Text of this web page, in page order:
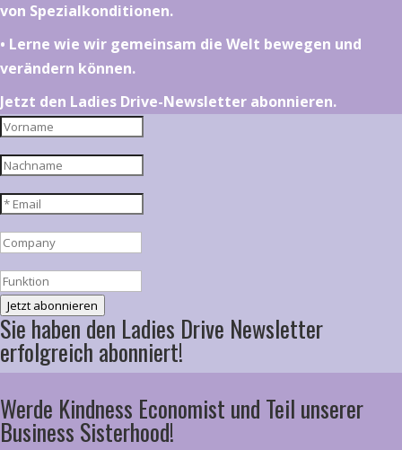
von Spezialkonditionen.
•⁠ ⁠⁠Lerne wie wir gemeinsam die Welt bewegen und
verändern können.
Jetzt den Ladies Drive-Newsletter abonnieren.
Jetzt abonnieren
Sie haben den Ladies Drive Newsletter
erfolgreich abonniert!
Werde Kindness Economist und Teil unserer
Business Sisterhood!